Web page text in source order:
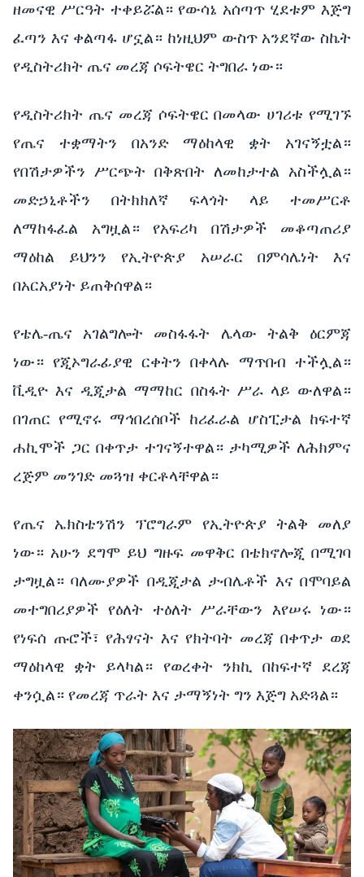
ዘመናዊ ሥርዓት ተቀይሯል። የውሳኔ አሰጣጥ ሂደቱም እጅግ
ፈጣን እና ቀልጣፋ ሆኗል። ከነዚህም ውስጥ አንደኛው ስኬት
የዲስትሪክት ጤና መረጃ ሶፍትዌር ትግበራ ነው።
የዲስትሪክት ጤና መረጃ ሶፍትዌር በመላው ሀገሪቱ የሚገኙ
የጤና ተቋማትን በአንድ ማዕከላዊ ቋት አገናኝቷል።
የበሽታዎችን ሥርጭት በቅጽበት ለመከታተል አስችሏል።
መድኃኒቶችን በትክክለኛ ፍላጎት ላይ ተመሥርቶ
ለማከፋፈል አግዟል። የአፍሪካ በሽታዎች መቆጣጠሪያ
ማዕከል ይህንን የኢትዮጵያ አሠራር በምሳሌነት እና
በአርአያነት ይጠቅሰዋል።
የቴሌ-ጤና አገልግሎት መስፋፋት ሌላው ትልቅ ዕርምጃ
ነው። የጂኦግራፊያዊ ርቀትን በቀላሉ ማጥበብ ተችሏል።
ቪዲዮ እና ዲጂታል ማማከር በስፋት ሥራ ላይ ውለዋል።
በገጠር የሚኖሩ ማኅበረሰቦች ከሪፈራል ሆስፒታል ከፍተኛ
ሐኪሞች ጋር በቀጥታ ተገናኝተዋል። ታካሚዎች ለሕክምና
ረጅም መንገድ መጓዝ ቀርቶላቸዋል።
የጤና ኤክስቴንሽን ፕሮግራም የኢትዮጵያ ትልቅ መለያ
ነው። አሁን ደግሞ ይህ ግዙፍ መዋቅር በቴክኖሎጂ በሚገባ
ታግዟል። ባለሙያዎች በዲጂታል ታብሌቶች እና በሞባይል
መተግበሪያዎች የዕለት ተዕለት ሥራቸውን እየሠሩ ነው።
የነፍሰ ጡሮች፣ የሕፃናት እና የክትባት መረጃ በቀጥታ ወደ
ማዕከላዊ ቋት ይላካል። የወረቀት ንክኪ በከፍተኛ ደረጃ
ቀንሷል። የመረጃ ጥራት እና ታማኝነት ግን እጅግ አድጓል።